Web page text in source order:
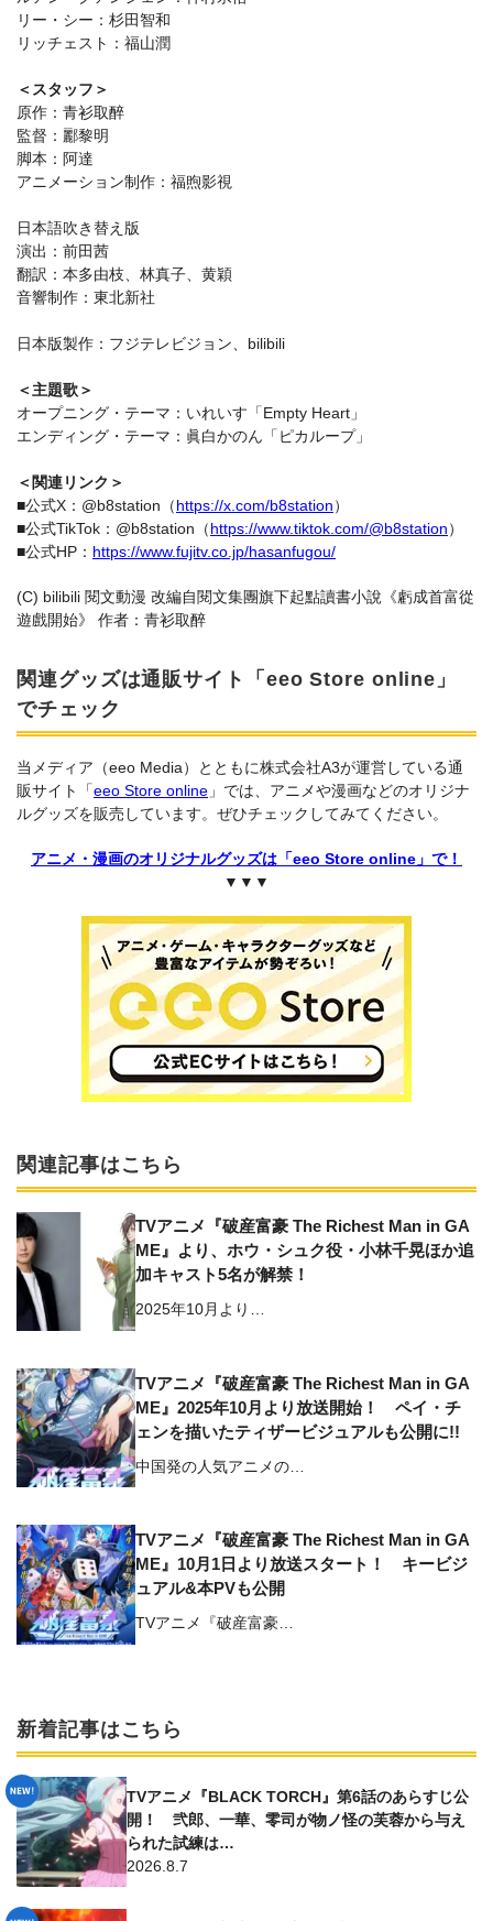
リー・シー：杉田智和
リッチェスト：福山潤
＜スタッフ＞
原作：青衫取醉
監督：酈黎明
脚本：阿達
アニメーション制作：福煦影視
日本語吹き替え版
演出：前田茜
翻訳：本多由枝、林真子、黄穎
音響制作：東北新社
日本版製作：フジテレビジョン、bilibili
＜主題歌＞
オープニング・テーマ：いれいす「Empty Heart」
エンディング・テーマ：眞白かのん「ピカループ」
＜関連リンク＞
■公式X：@b8station（https://x.com/b8station）
■公式TikTok：@b8station（https://www.tiktok.com/@b8station）
■公式HP： https://www.fujitv.co.jp/hasanfugou/
(C) bilibili 閱文動漫 改編自閱文集團旗下起點讀書小說《虧成首富從
遊戲開始》 作者：青衫取醉
関連グッズは通販サイト「eeo Store online」
でチェック
当メディア（eeo Media）とともに株式会社A3が運営している通
販サイト「eeo Store online 」では、アニメや漫画などのオリジナ
ルグッズを販売しています。ぜひチェックしてみてください。
アニメ・漫画のオリジナルグッズは「eeo Store online」で！
▼▼▼
関連記事はこちら
TVアニメ『破産富豪 The Richest Man in GA
ME』より、ホウ・シュク役・小林千晃ほか追
加キャスト5名が解禁！
2025年10月より…
TVアニメ『破産富豪 The Richest Man in GA
ME』2025年10月より放送開始！ ペイ・チ
ェンを描いたティザービジュアルも公開に!!
中国発の人気アニメの…
TVアニメ『破産富豪 The Richest Man in GA
ME』10月1日より放送スタート！ キービジ
ュアル&本PVも公開
TVアニメ『破産富豪…
新着記事はこちら
TVアニメ『BLACK TORCH』第6話のあらすじ公
開！ 弐郎、一華、零司が物ノ怪の芙蓉から与え
られた試練は…
2026.8.7